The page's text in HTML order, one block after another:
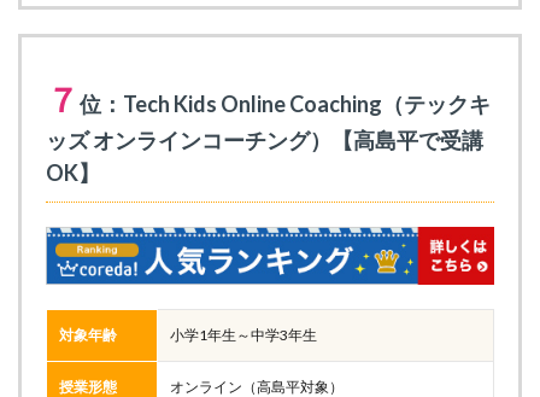
７ 位：Tech Kids Online Coaching（テックキ
ッズ オンラインコーチング）【高島平で受講
OK】
対象年齢 小学1年生～中学3年生
授業形態 オンライン（高島平対象）